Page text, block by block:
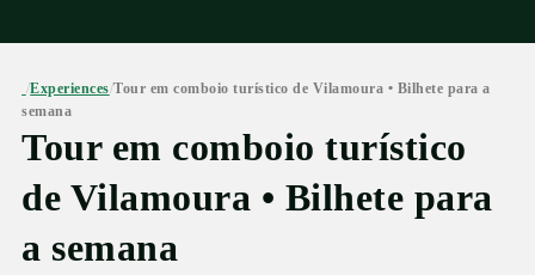
/Experiences/Tour em comboio turístico de Vilamoura • Bilhete para a
semana
Tour em comboio turístico
de Vilamoura • Bilhete para
a semana